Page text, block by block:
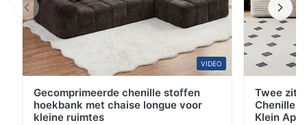
VIDEO
Gecomprimeerde chenille stoffen
hoekbank met chaise longue voor
kleine ruimtes
Twee
Chenille
Klein